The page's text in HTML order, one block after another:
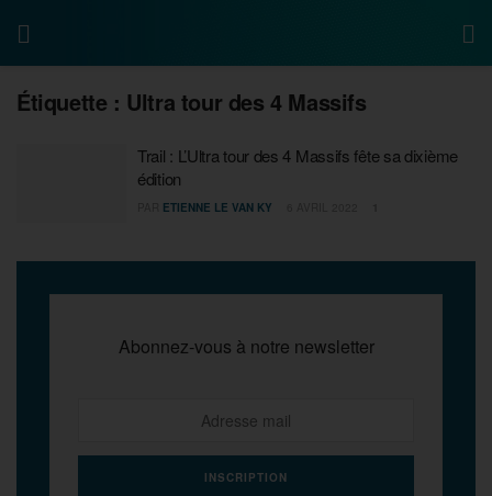
Étiquette : Ultra tour des 4 Massifs
Trail : L’Ultra tour des 4 Massifs fête sa dixième
édition
ETIENNE LE VAN KY
Abonnez-vous à notre newsletter